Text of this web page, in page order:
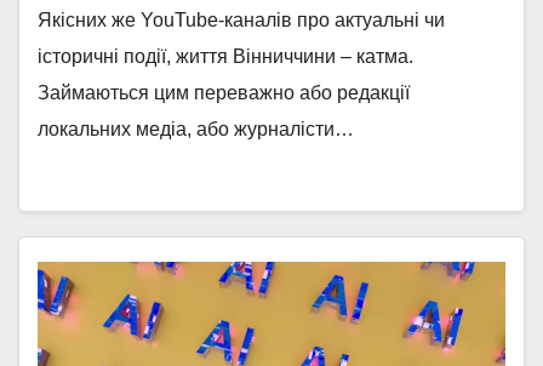
Якісних же YouTube-каналів про актуальні чи
історичні події, життя Вінниччини – катма.
Займаються цим переважно або редакції
локальних медіа, або журналісти…